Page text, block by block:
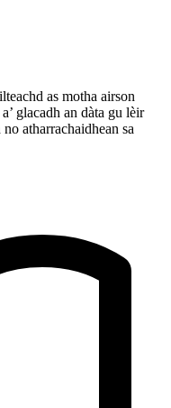
as motha airson
glacadh an dàta gu lèir
atharrachaidhean sa